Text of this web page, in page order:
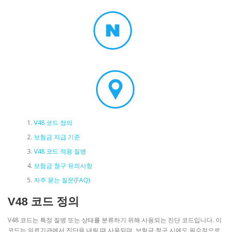
V48 코드 정의
보험금 지급 기준
V48 코드 적용 질병
보험금 청구 유의사항
자주 묻는 질문(FAQ)
V48 코드 정의
V48 코드는 특정 질병 또는 상태를 분류하기 위해 사용되는 진단 코드입니다. 이
코드는 의료기관에서 진단을 내릴 때 사용되며, 보험금 청구 시에도 필수적으로